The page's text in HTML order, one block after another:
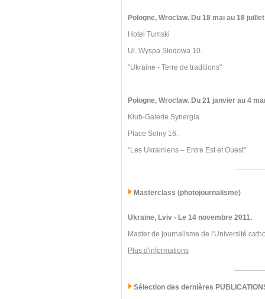
Pologne, Wroclaw. Du 18 mai au 18
Hotel Tumski
Ul. Wyspa Słodowa 10.
"Ukraine - Terre de traditions"
Pologne, Wroclaw. Du 21 janvier au 4
Klub-Galerie Synergia
Place Solny 16.
“Les Ukrainiens – Entre Est et Ouest”
Masterclass (photojournalisme)
Ukraine, Lviv - Le 14 novembre 2011.
Master de journalisme de l'Université
Plus d'informations
Sélection des dernières